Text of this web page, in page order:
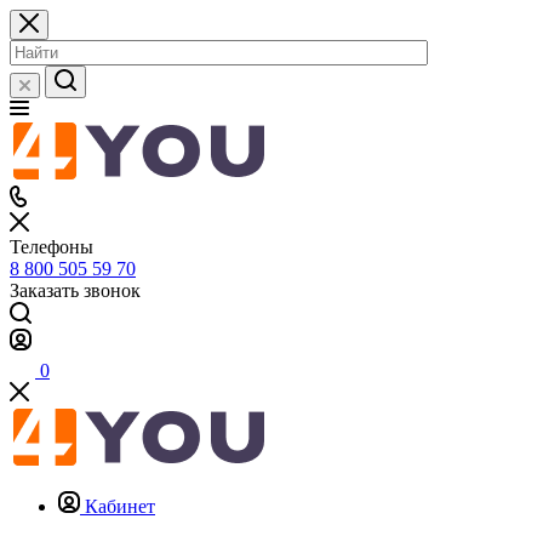
Телефоны
8 800 505 59 70
Заказать звонок
0
Кабинет